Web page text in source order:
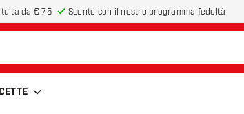
da € 75 Sconto con il nostro programma fedeltà